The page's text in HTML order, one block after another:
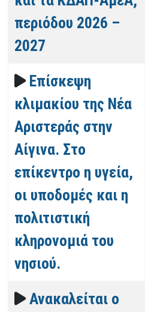
περιόδου 2026 –
2027
Επίσκεψη
κλιμακίου της Νέα
Αριστεράς στην
Αίγινα. Στο
επίκεντρο η υγεία,
οι υποδομές και η
πολιτιστική
κληρονομιά του
νησιού.
Ανακαλείται ο